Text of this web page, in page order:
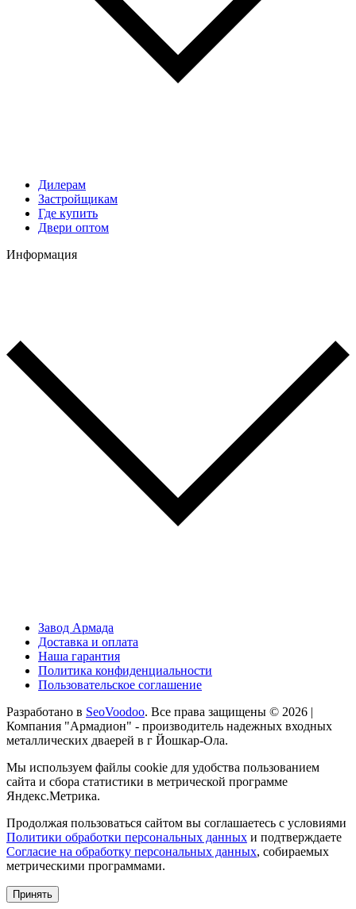
Дилерам
Застройщикам
Где купить
Двери оптом
Информация
Завод Армада
Доставка и оплата
Наша гарантия
Политика конфиденциальности
Пользовательское соглашение
Разработано в SeoVoodoo. Все права защищены © 2026 |
Компания "Армадион" - производитель надежных входных
металлических дваерей в г Йошкар-Ола.
Мы используем файлы cookie для удобства пользованием
сайта и сбора статистики в метрической программе
Яндекс.Метрика.
Продолжая пользоваться сайтом вы соглашаетесь с условиями
Политики обработки персональных данных и подтверждаете
Согласие на обработку персональных данных, собираемых
метрическими программами.
Принять